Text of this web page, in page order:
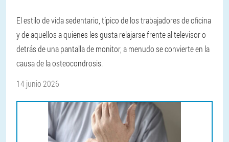
El estilo de vida sedentario, típico de los trabajadores de oficina
y de aquellos a quienes les gusta relajarse frente al televisor o
detrás de una pantalla de monitor, a menudo se convierte en la
causa de la osteocondrosis.
14 junio 2026